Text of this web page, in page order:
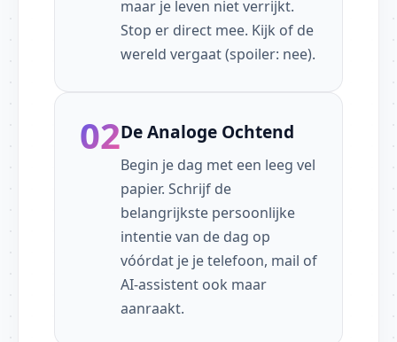
maar je leven niet verrijkt.
Stop er direct mee. Kijk of de
wereld vergaat (spoiler: nee).
02De Analoge Ochtend
Begin je dag met een leeg vel
papier. Schrijf de
belangrijkste persoonlijke
intentie van de dag op
vóórdat je je telefoon, mail of
AI-assistent ook maar
aanraakt.